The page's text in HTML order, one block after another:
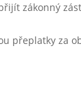
informace
zákonný
přeplatky za